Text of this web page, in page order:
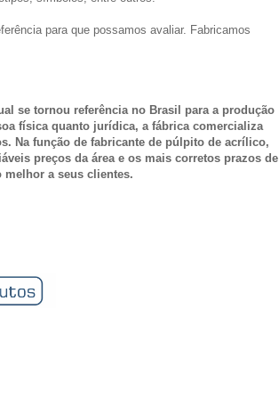
para que possamos avaliar. Fabricamos
se tornou referência no Brasil para a produção
física quanto jurídica, a fábrica comercializa
Na função de fabricante de púlpito de acrílico,
preços da área e os mais corretos prazos de
melhor a seus clientes.